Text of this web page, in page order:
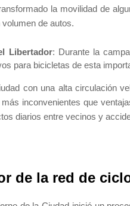
la movilidad de
de autos.
Libertador: Durante la
para bicicletas de esta
con una alta circulación
inconvenientes que
diarios entre vecinos y
de la red de